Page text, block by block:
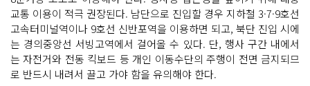
나 구
경
한
다. 노
란
색
과 분
홍
교통 이용이 적극 권장된다. 남단으로 진입할 경우 지하철 3·7·9호선
고속터미널역이나 9호선 신반포역을 이용하면 되고, 북단 진입 시에
는 경의중앙선 서빙고역에서 걸어올 수 있다. 단, 행사 구간 내에서
는 자전거와 전동 킥보드 등 개인 이동수단의 주행이 전면 금지되므
로 반드시 내려서 끌고 가야 함을 유의해야 한다.